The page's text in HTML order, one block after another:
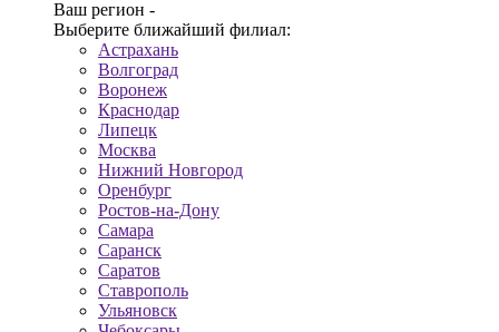
Ваш регион -
Выберите ближайший филиал:
Астрахань
Волгоград
Воронеж
Краснодар
Липецк
Москва
Нижний Новгород
Оренбург
Ростов-на-Дону
Самара
Саранск
Саратов
Ставрополь
Ульяновск